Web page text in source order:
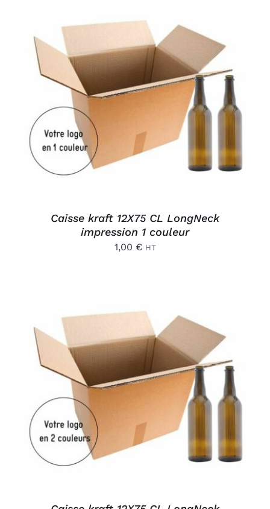
AJOUTER AU PANIER
DÉTAILS
Caisse kraft 12X75 CL LongNeck
impression 1 couleur
1,00 € HT
AJOUTER AU PANIER
DÉTAILS